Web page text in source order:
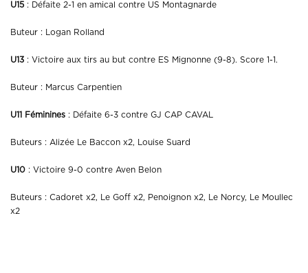
U15 : Défaite 2-1 en amical contre US Montagnarde
Buteur : Logan Rolland
U13 : Victoire aux tirs au but contre ES Mignonne (9-8). Score 1-1.
Buteur : Marcus Carpentien
U11 Féminines : Défaite 6-3 contre GJ CAP CAVAL
Buteurs : Alizée Le Baccon x2, Louise Suard
U10 : Victoire 9-0 contre Aven Belon
Buteurs : Cadoret x2, Le Goff x2, Penoignon x2, Le Norcy, Le Moullec
x2